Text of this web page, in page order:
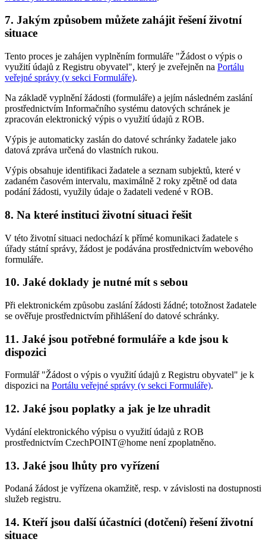
7. Jakým způsobem můžete zahájit řešení životní
situace
Tento proces je zahájen vyplněním formuláře "Žádost o výpis o
využití údajů z Registru obyvatel", který je zveřejněn na Portálu
veřejné správy (v sekci Formuláře).
Na základě vyplnění žádosti (formuláře) a jejím následném zaslání
prostřednictvím Informačního systému datových schránek je
zpracován elektronický výpis o využití údajů z ROB.
Výpis je automaticky zaslán do datové schránky žadatele jako
datová zpráva určená do vlastních rukou.
Výpis obsahuje identifikaci žadatele a seznam subjektů, které v
zadaném časovém intervalu, maximálně 2 roky zpětně od data
podání žádosti, využily údaje o žadateli vedené v ROB.
8. Na které instituci životní situaci řešit
V této životní situaci nedochází k přímé komunikaci žadatele s
úřady státní správy, žádost je podávána prostřednictvím webového
formuláře.
10. Jaké doklady je nutné mít s sebou
Při elektronickém způsobu zaslání žádosti žádné; totožnost žadatele
se ověřuje prostřednictvím přihlášení do datové schránky.
11. Jaké jsou potřebné formuláře a kde jsou k
dispozici
Formulář "Žádost o výpis o využití údajů z Registru obyvatel" je k
dispozici na Portálu veřejné správy (v sekci Formuláře).
12. Jaké jsou poplatky a jak je lze uhradit
Vydání elektronického výpisu o využití údajů z ROB
prostřednictvím CzechPOINT@home není zpoplatněno.
13. Jaké jsou lhůty pro vyřízení
Podaná žádost je vyřízena okamžitě, resp. v závislosti na dostupnosti
služeb registru.
14. Kteří jsou další účastníci (dotčení) řešení životní
situace